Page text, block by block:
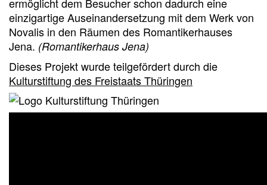
einzigartige Auseinandersetzung mit dem Werk von
Novalis in den Räumen des Romantikerhauses
Jena. (Romantikerhaus Jena)
Dieses Projekt wurde teilgefördert durch die
Kulturstiftung des Freistaats Thüringen